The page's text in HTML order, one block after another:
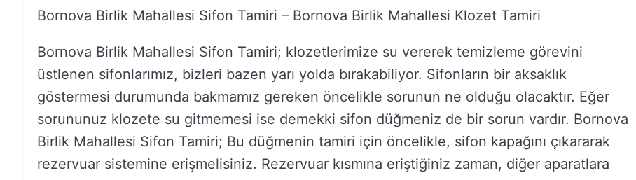
Bornova Birlik Mahallesi Sifon Tamiri – Bornova Birlik Mahallesi Klozet Tamiri
Bornova Birlik Mahallesi Sifon Tamiri; klozetlerimize su vererek temizleme görevini
üstlenen sifonlarımız, bizleri bazen yarı yolda bırakabiliyor. Sifonların bir aksaklık
göstermesi durumunda bakmamız gereken öncelikle sorunun ne olduğu olacaktır. Eğer
sorununuz klozete su gitmemesi ise demekki sifon düğmeniz de bir sorun vardır. Bornova
Birlik Mahallesi Sifon Tamiri; Bu düğmenin tamiri için öncelikle, sifon kapağını çıkararak
rezervuar sistemine erişmelisiniz. Rezervuar kısmına eriştiğiniz zaman, diğer aparatlara